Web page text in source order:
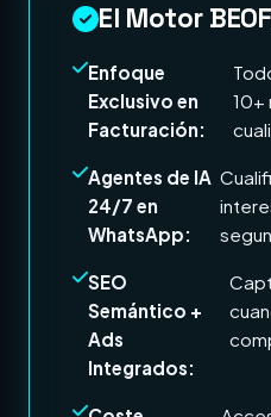
El Motor
Enfoque
Exclusivo en
Facturación:
10+
Agentes de IA
24/7 en
WhatsApp:
SEO
Semántico +
Ads
Integrados: